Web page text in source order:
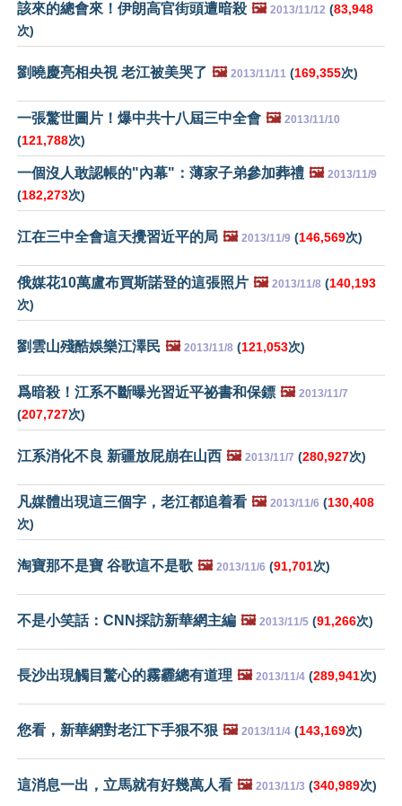
該來的總會來！伊朗高官街頭遭暗殺 🖼️ 2013/11/12 (83,948
次)
劉曉慶亮相央視 老江被美哭了 🖼️ 2013/11/11 (169,355次)
一張驚世圖片！爆中共十八屆三中全會 🖼️ 2013/11/10
(121,788次)
一個沒人敢認帳的"內幕"：薄家子弟參加葬禮 🖼️ 2013/11/9
(182,273次)
江在三中全會這天攪習近平的局 🖼️ 2013/11/9 (146,569次)
俄媒花10萬盧布買斯諾登的這張照片 🖼️ 2013/11/8 (140,193
次)
劉雲山殘酷娛樂江澤民 🖼️ 2013/11/8 (121,053次)
爲暗殺！江系不斷曝光習近平祕書和保鏢 🖼️ 2013/11/7
(207,727次)
江系消化不良 新疆放屁崩在山西 🖼️ 2013/11/7 (280,927次)
凡媒體出現這三個字，老江都追着看 🖼️ 2013/11/6 (130,408
次)
淘寶那不是寶 谷歌這不是歌 🖼️ 2013/11/6 (91,701次)
不是小笑話：CNN採訪新華網主編 🖼️ 2013/11/5 (91,266次)
長沙出現觸目驚心的霧霾總有道理 🖼️ 2013/11/4 (289,941次)
您看，新華網對老江下手狠不狠 🖼️ 2013/11/4 (143,169次)
這消息一出，立馬就有好幾萬人看 🖼️ 2013/11/3 (340,989次)